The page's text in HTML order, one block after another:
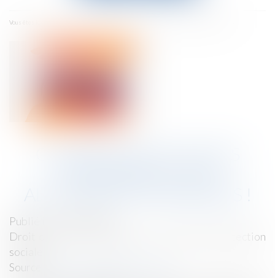
Vous êtes ici :
Publié le :
Droit du travail - Employeurs
Droit de la protection
sociale
Source :